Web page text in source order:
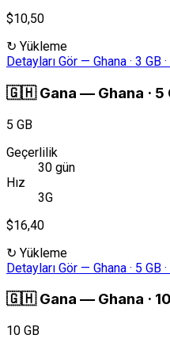
$10,50
↻ Yükleme
Detayları Gör — Ghana · 3 GB
🇬🇭 Gana — Ghana ·
5 GB
Geçerlilik
30 gün
Hız
3G
$16,40
↻ Yükleme
Detayları Gör — Ghana · 5 GB
🇬🇭 Gana — Ghana ·
10 GB